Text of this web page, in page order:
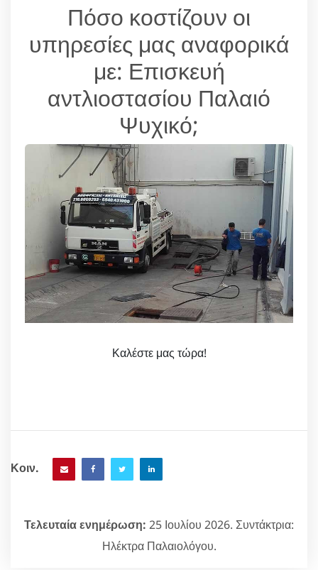
Πόσο κοστίζουν οι
υπηρεσίες μας αναφορικά
με: Επισκευή
αντλιοστασίου Παλαιό
Ψυχικό;
Καλέστε μας τώρα!
Κοιν.
Τελευταία ενημέρωση: 25 Ιουλίου 2026. Συντάκτρια:
Ηλέκτρα Παλαιολόγου.